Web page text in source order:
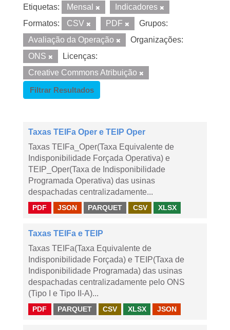
Etiquetas: Mensal
Indicadores
Formatos:
CSV PDF
Grupos:
Avaliação da Operação
Organizações:
ONS
Licenças:
Creative Commons Atribuição
Filtrar Resultados
Taxas TEIFa Oper e TEIP Oper
Taxas TEIFa_Oper(Taxa Equivalente de
Indisponibilidade Forçada Operativa) e
TEIP_Oper(Taxa de Indisponibilidade
Programada Operativa) das usinas
despachadas centralizadamente...
PDF JSON PARQUET CSV XLSX
Taxas TEIFa e TEIP
Taxas TEIFa(Taxa Equivalente de
Indisponibilidade Forçada) e TEIP(Taxa de
Indisponibilidade Programada) das usinas
despachadas centralizadamente pelo ONS
(Tipo I e Tipo II-A)...
PDF PARQUET CSV XLSX JSON